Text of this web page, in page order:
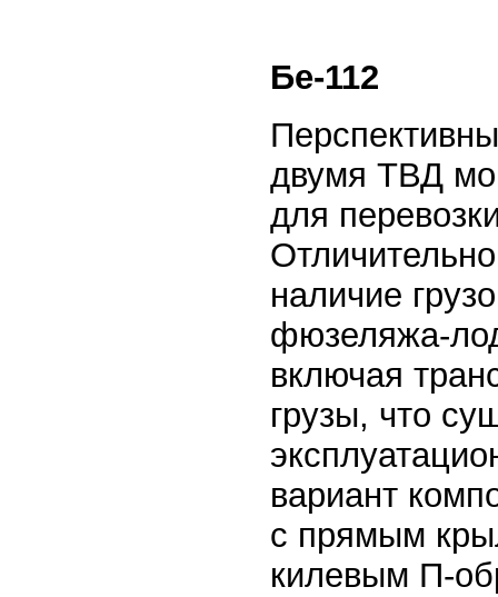
Бе-112
двумя ТВД
для
наличие
фюзеляжа-
включая
грузы, что
вариант
с прямым
килевым П-